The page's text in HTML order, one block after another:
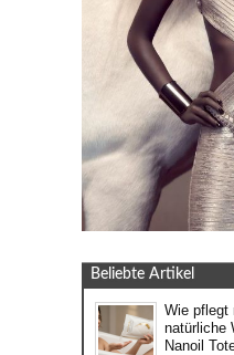
Beliebte Artikel
Wie pflegt
natürliche
Nanoil